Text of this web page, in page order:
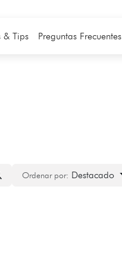
& Tips Preguntas Frecuentes
Ordenar por: Destacado